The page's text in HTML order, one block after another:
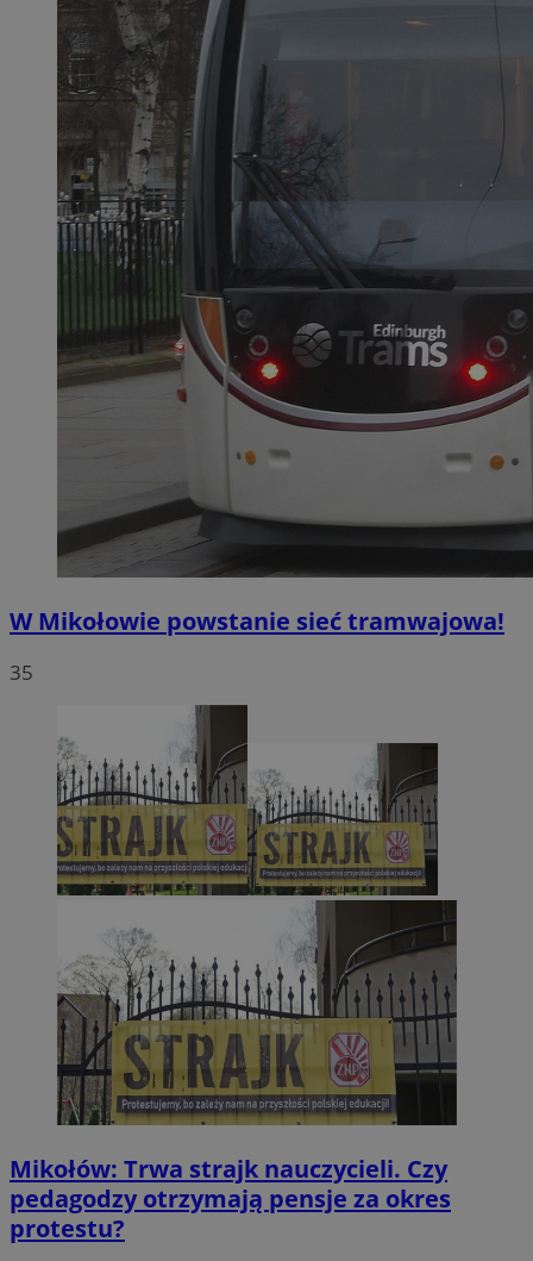
W Mikołowie powstanie sieć tramwajowa!
35
Mikołów: Trwa strajk nauczycieli. Czy
pedagodzy otrzymają pensje za okres
protestu?